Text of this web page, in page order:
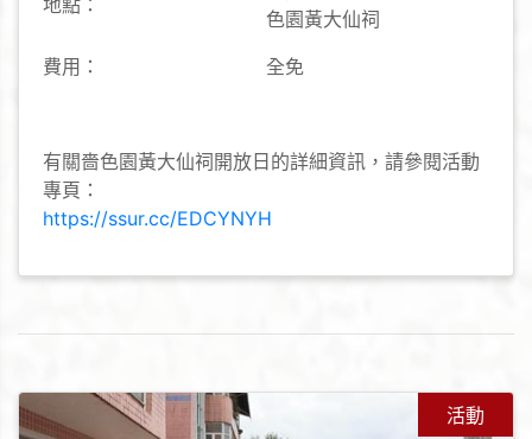
地點：
色園黃大仙祠
費用：
全免
有關嗇色園黃大仙祠開放日的詳細資訊，請參閱活動
專頁：
https://ssur.cc/EDCYNYH
活動